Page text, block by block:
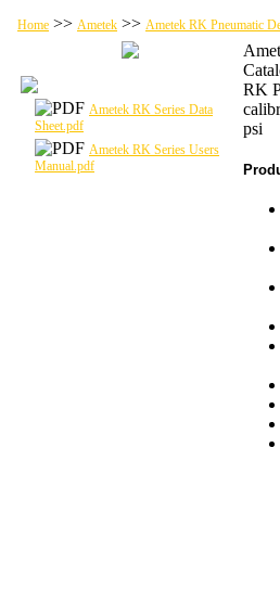
Home >> Ametek >> Ametek RK Pneumatic
Ametek RK Series Data
Sheet.pdf
Ametek RK Series Users
Manual.pdf
RK
psi